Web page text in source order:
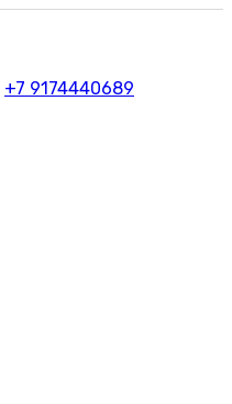
+7 9174440689